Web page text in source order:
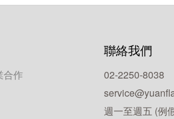
合作
聯絡我們
02-2250-8038
週一至週五 (例